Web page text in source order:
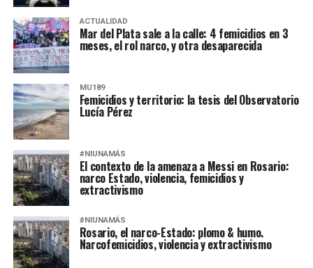
ACTUALIDAD
Mar del Plata sale a la calle: 4 femicidios en 3
meses, el rol narco, y otra desaparecida
MU189
Femicidios y territorio: la tesis del Observatorio
Lucía Pérez
#NIUNAMÁS
El contexto de la amenaza a Messi en Rosario:
narco Estado, violencia, femicidios y
extractivismo
#NIUNAMÁS
Rosario, el narco-Estado: plomo & humo.
Narcofemicidios, violencia y extractivismo